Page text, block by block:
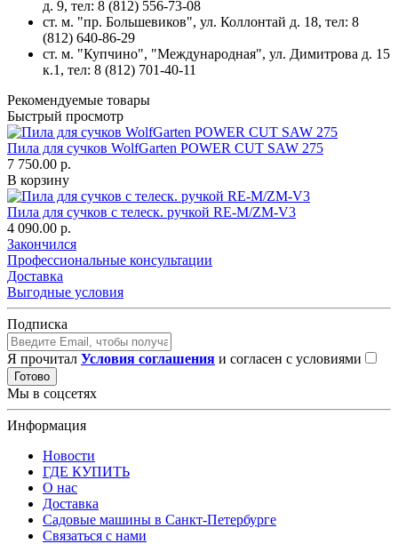
д. 9, тел: 8 (812) 556-73-08
ст. м. "пр. Большевиков", ул. Коллонтай д. 18, тел: 8
(812) 640-86-29
ст. м. "Купчино", "Международная", ул. Димитрова д. 15
к.1 , тел: 8 (812) 701-40-11
Рекомендуемые товары
Быстрый просмотр
Пила для сучков WolfGarten POWER CUT SAW 275
7 750.00 р.
В корзину
Пила для сучков с телеск. ручкой RE-M/ZM-V3
4 090.00 р.
Закончился
Профессиональные консультации
Доставка
Выгодные условия
Подписка
Я прочитал Условия соглашения и согласен с условиями
Готово
Мы в соцсетях
Информация
Новости
ГДЕ КУПИТЬ
О нас
Доставка
Садовые машины в Санкт-Петербурге
Связаться с нами